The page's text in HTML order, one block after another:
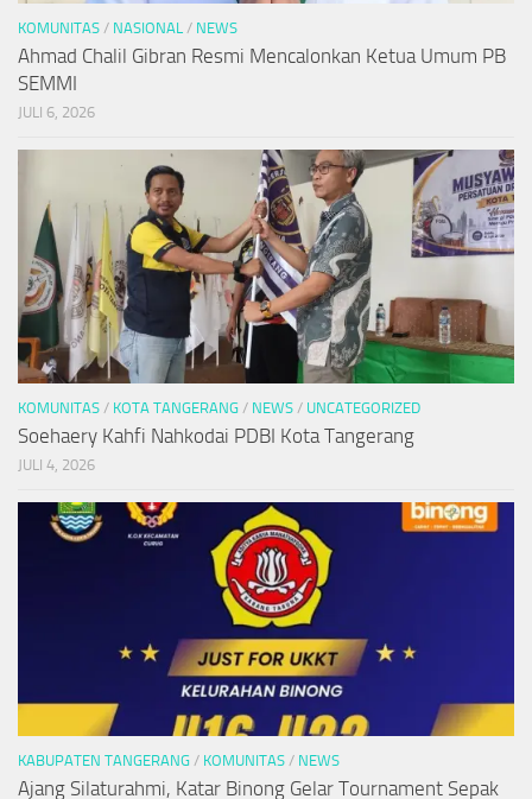
KOMUNITAS / NASIONAL / NEWS
Ahmad Chalil Gibran Resmi Mencalonkan Ketua Umum PB
SEMMI
JULI 6, 2026
KOMUNITAS / KOTA TANGERANG / NEWS / UNCATEGORIZED
Soehaery Kahfi Nahkodai PDBI Kota Tangerang
JULI 4, 2026
KABUPATEN TANGERANG / KOMUNITAS / NEWS
Ajang Silaturahmi, Katar Binong Gelar Tournament Sepak